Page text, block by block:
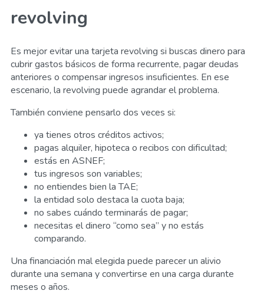
revolving
Es mejor evitar una tarjeta revolving si buscas dinero para
cubrir gastos básicos de forma recurrente, pagar deudas
anteriores o compensar ingresos insuficientes. En ese
escenario, la revolving puede agrandar el problema.
También conviene pensarlo dos veces si:
ya tienes otros créditos activos;
pagas alquiler, hipoteca o recibos con dificultad;
estás en ASNEF;
tus ingresos son variables;
no entiendes bien la TAE;
la entidad solo destaca la cuota baja;
no sabes cuándo terminarás de pagar;
necesitas el dinero “como sea” y no estás
comparando.
Una financiación mal elegida puede parecer un alivio
durante una semana y convertirse en una carga durante
meses o años.